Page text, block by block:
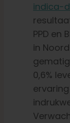
indica-
PPD en
in
0,6%